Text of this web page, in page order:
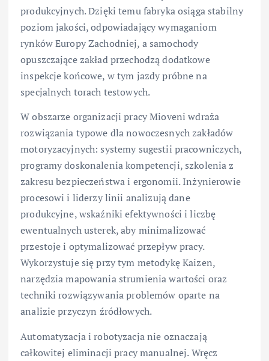
produkcyjnych. Dzięki temu fabryka osiąga stabilny
poziom jakości, odpowiadający wymaganiom
rynków Europy Zachodniej, a samochody
opuszczające zakład przechodzą dodatkowe
inspekcje końcowe, w tym jazdy próbne na
specjalnych torach testowych.
W obszarze organizacji pracy Mioveni wdraża
rozwiązania typowe dla nowoczesnych zakładów
motoryzacyjnych: systemy sugestii pracowniczych,
programy doskonalenia kompetencji, szkolenia z
zakresu bezpieczeństwa i ergonomii. Inżynierowie
procesowi i liderzy linii analizują dane
produkcyjne, wskaźniki efektywności i liczbę
ewentualnych usterek, aby minimalizować
przestoje i optymalizować przepływ pracy.
Wykorzystuje się przy tym metodykę Kaizen,
narzędzia mapowania strumienia wartości oraz
techniki rozwiązywania problemów oparte na
analizie przyczyn źródłowych.
Automatyzacja i robotyzacja nie oznaczają
całkowitej eliminacji pracy manualnej. Wręcz